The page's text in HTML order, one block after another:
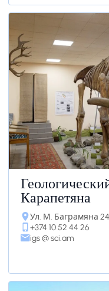
Карапетяна
Ул. М. Баграмяна
+374 10 52 44 26
igs @ sci.am